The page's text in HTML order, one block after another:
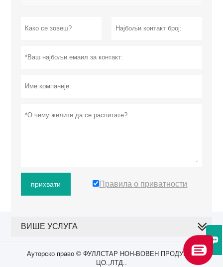

прихвати Правила о приватности
ВИШЕ УСЛУГА
Ауторско право © ФУЛЛСТАР НОН-ВОВЕН ПРОДУЦТС
ЦО.,ЛТД..